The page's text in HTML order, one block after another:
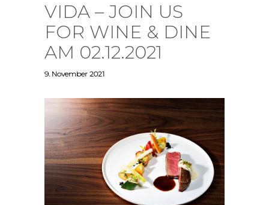
VIDA – JOIN US
FOR WINE & DINE
AM 02.12.2021
9. November 2021